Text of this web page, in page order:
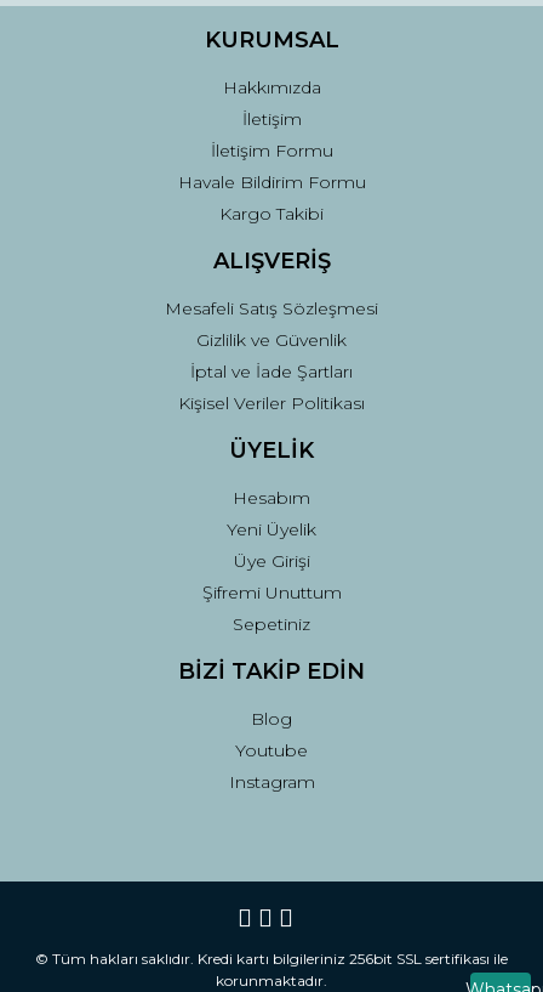
KURUMSAL
Hakkımızda
İletişim
İletişim Formu
Havale Bildirim Formu
Kargo Takibi
ALIŞVERİŞ
Mesafeli Satış Sözleşmesi
Gizlilik ve Güvenlik
İptal ve İade Şartları
Kişisel Veriler Politikası
ÜYELİK
Hesabım
Yeni Üyelik
Üye Girişi
Şifremi Unuttum
Sepetiniz
BİZİ TAKİP EDİN
Blog
Youtube
Instagram
© Tüm hakları saklıdır. Kredi kartı bilgileriniz 256bit SSL sertifikası ile
korunmaktadır.